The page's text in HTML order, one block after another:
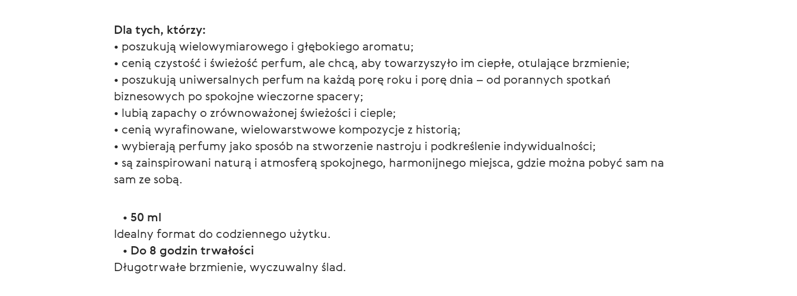
Dla tych, którzy:
• poszukują wielowymiarowego i głębokiego aromatu;
• cenią czystość i świeżość perfum, ale chcą, aby towarzyszyło im ciepłe, otulające brzmienie;
• poszukują uniwersalnych perfum na każdą porę roku i porę dnia – od porannych spotkań
biznesowych po spokojne wieczorne spacery;
• lubią zapachy o zrównoważonej świeżości i cieple;
• cenią wyrafinowane, wielowarstwowe kompozycje z historią;
• wybierają perfumy jako sposób na stworzenie nastroju i podkreślenie indywidualności;
• są zainspirowani naturą i atmosferą spokojnego, harmonijnego miejsca, gdzie można pobyć sam na
sam ze sobą.
• 50 ml
Idealny format do codziennego użytku.
• Do 8 godzin trwałości
Długotrwałe brzmienie, wyczuwalny ślad.